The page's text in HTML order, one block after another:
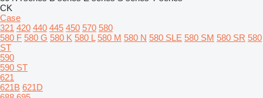
CK
Case
321 420 440 445 450 570 580
580 F 580 G 580 K 580 L 580 M 580 N 580 SLE 580 SM 580 SR 580
ST
590
590 ST
621
621B 621D